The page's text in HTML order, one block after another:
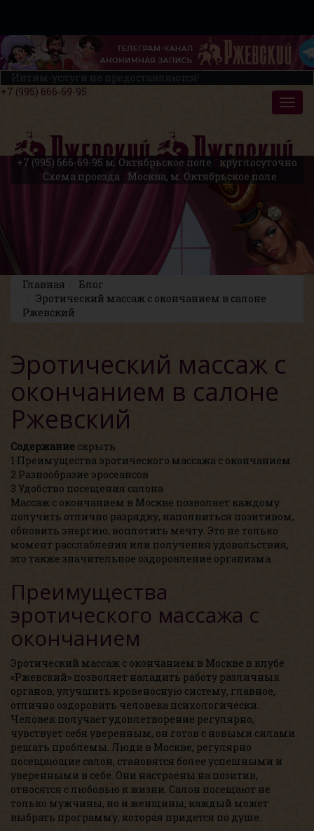
Интим-услуги не предоставляются!
+7 (995) 666-69-95
+7 (995) 666-69-95 м. Октябрьское поле
круглосуточно
Схема проезда
Москва, м. Октябрьское поле
Главная
Блог
Эротический массаж с окончанием в салоне
Ржевский
Эротический массаж с
окончанием в салоне
Ржевский
Содержание скрыть
1 Преимущества эротического массажа с окончанием
2 Разнообразие эросеансов
3 Удобство посещения салона
Массаж с окончанием в Москве позволяет каждому
получить отлично разрядку, наполниться позитивом,
обновить энергию, воплотить мечту. Это не только
момент расслабления или получения удовольствия,
это также значительное оздоровление организма.
Преимущества
эротического массажа с
окончанием
Эротический массаж с окончанием в Москве в клубе
«Ржевский» позволяет наладить работу различных
органов, улучшить кровеносную систему, главное,
отлично оздоровить человека психологически.
Человек получает удовлетворение регулярно,
чувствует себя уверенным, он готов с новыми силами
решать проблемы. Люди в Москве, регулярно
посещающие салон, становятся более успешными и
уверенными в себе. Они настроены на позитив,
относятся с любовью к жизни. Салон посещают не
только мужчины, но и женщины, каждый может
выбрать программу, которая придется по душе.